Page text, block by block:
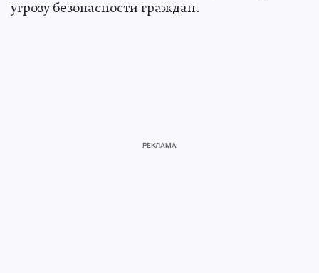
угрозу безопасности граждан.